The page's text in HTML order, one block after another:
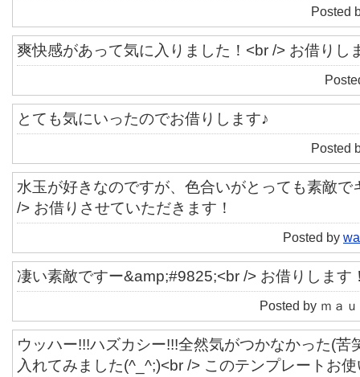
Posted
爽快感があって気に入りました！<br /> お借りし
とても気にいったのでお借りします♪
Posted
水玉が好きなのですが、色合いがとっても素敵で
/> お借りさせていただきます！
Posted by
凄い素敵ですー&amp;#9825;<br /> お借りします
Posted by ｍａ
ウッハー!!!ハズカシー!!!全然気がつかなかった(苦
入れてみました(^_^;)<br /> このテンプレートお